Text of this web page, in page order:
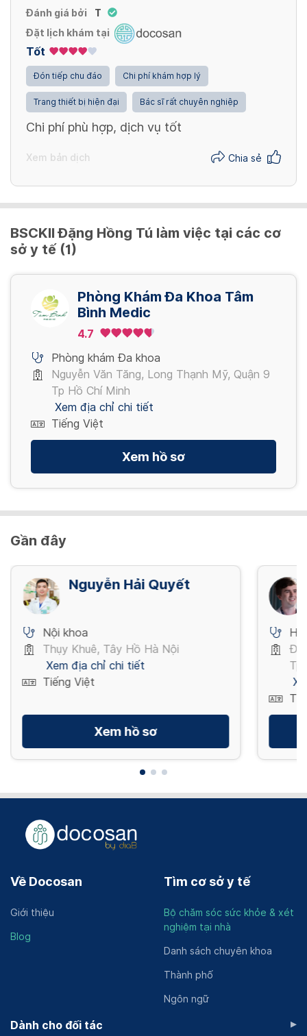
Xem thêm
Định lượng Calci toàn phần
50,000 VND/ lần
Xem thêm
Chụp Xquang mặt thẳng nghiêng [ Số hóa 2
phim ]
180,000 VND/ lần
Chụp Xquang mặt thấp [ Số hóa 1 phim ]
Đánh giá bởi
T
Đặt lịch khám tại
Tốt
Đón tiếp chu đáo Chi phí khám hợp lý
Trang thiết bị hiện đại Bác sĩ rất chuyên nghiệp
Chi phí phù hợp, dịch vụ tốt
Xem bản dịch Chia sẻ
BSCKII Đặng Hồng Tú làm việc tại các cơ
sở y tế (1)
Phòng Khám Đa Khoa Tâm
Bình Medic
4.7
Phòng khám Đa khoa
Nguyễn Văn Tăng, Long Thạnh Mỹ, Quận 9
Tp Hồ Chí Minh
Xem địa chỉ chi tiết
Tiếng Việt
Xem hồ sơ
Gần đây
Nguyễn Hải Quyết
Nội khoa
Thụy Khuê, Tây Hồ Hà Nội
Xem địa chỉ chi tiết
Tiếng Việt
Xem hồ sơ
Tp
Về Docosan
Giới thiệu
Blog
Tìm cơ sở y tế
Bộ chăm sóc sức khỏe & xét
nghiệm tại nhà
Danh sách chuyên khoa
Thành phố
Ngôn ngữ
Dành cho đối tác ▸